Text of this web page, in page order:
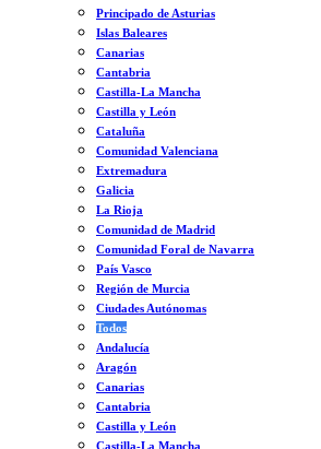
Principado de Asturias
Islas Baleares
Canarias
Cantabria
Castilla-La Mancha
Castilla y León
Cataluña
Comunidad Valenciana
Extremadura
Galicia
La Rioja
Comunidad de Madrid
Comunidad Foral de Navarra
País Vasco
Región de Murcia
Ciudades Autónomas
Todos
Andalucía
Aragón
Canarias
Cantabria
Castilla y León
Castilla-La Mancha